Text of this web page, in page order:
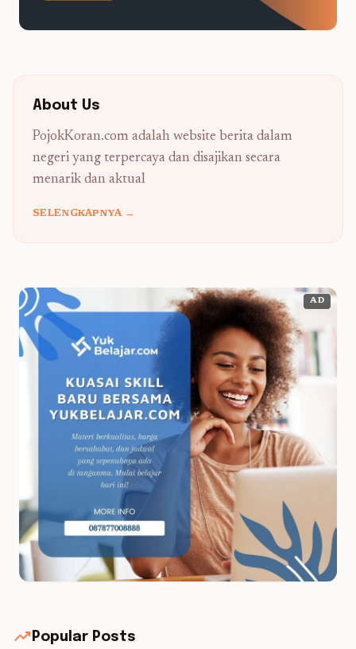
About Us
PojokKoran.com adalah website berita dalam
negeri yang terpercaya dan disajikan secara
menarik dan aktual
SELENGKAPNYA →
AD
trending_up Popular Posts